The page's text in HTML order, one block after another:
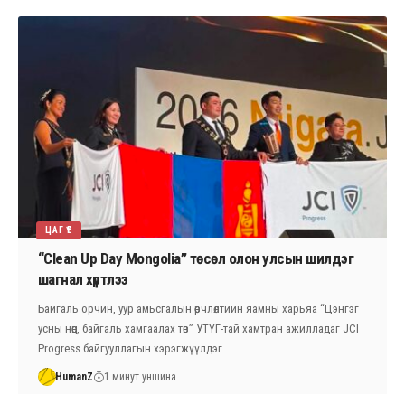
ЦАГ ҮЕ
“Clean Up Day Mongolia” төсөл олон улсын шилдэг
шагнал хүртлээ
Байгаль орчин, уур амьсгалын өөрчлөлтийн яамны харьяа “Цэнгэг
усны нөөц, байгаль хамгаалах төв” УТҮГ-тай хамтран ажилладаг JCI
Progress байгууллагын хэрэгжүүлдэг…
HumanZ 1 минут уншина